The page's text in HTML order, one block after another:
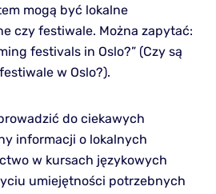
mogą być lokalne
czy festiwale. Można zapytać:
festivals in Oslo?” (Czy są
w Oslo?).
do ciekawych
informacji o lokalnych
w kursach językowych
umiejętności potrzebnych